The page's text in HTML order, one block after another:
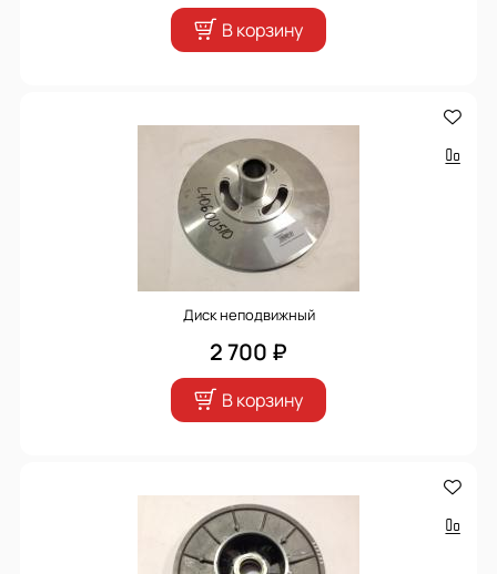
В корзину
Диск неподвижный
2 700 ₽
В корзину